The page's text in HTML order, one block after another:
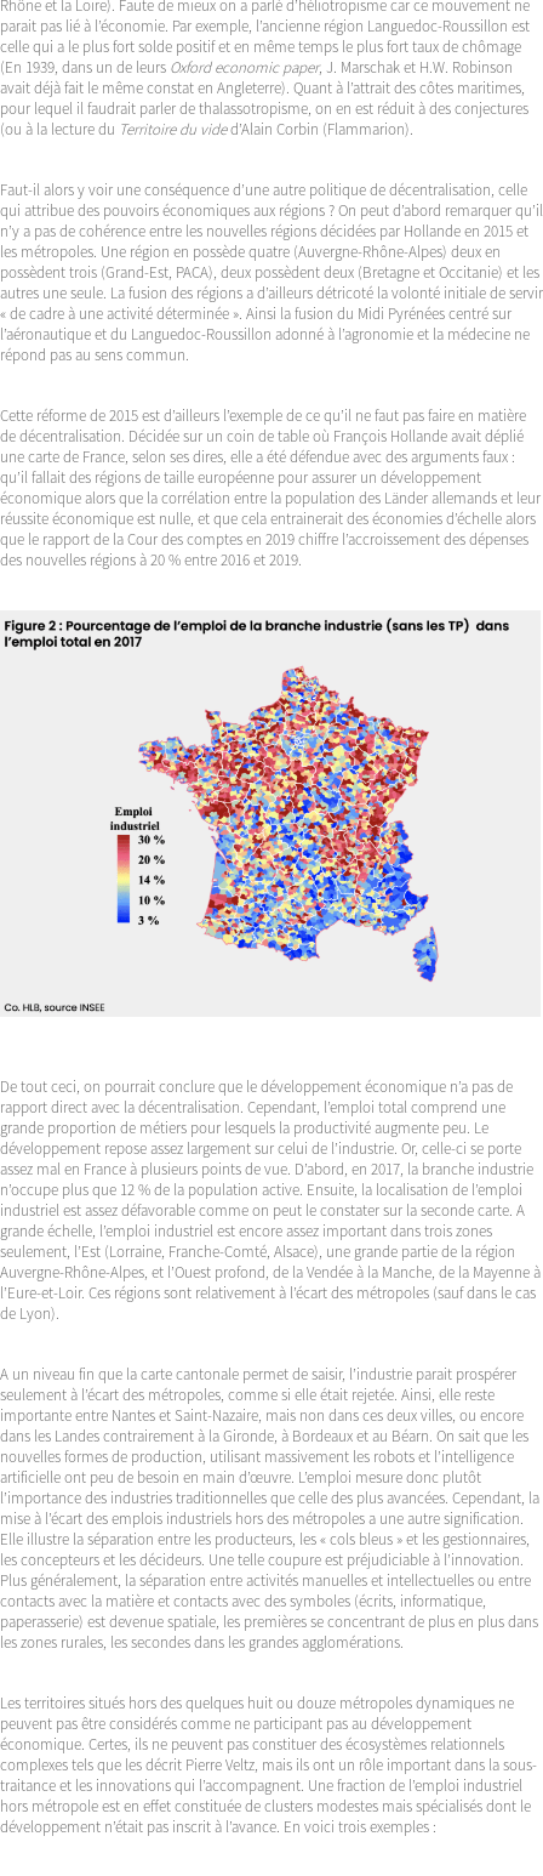
Rhône et la Loire). Faute de mieux on a parlé d’héliotropisme car ce mouvement ne
parait pas lié à l’économie. Par exemple, l’ancienne région Languedoc-Roussillon est
celle qui a le plus fort solde positif et en même temps le plus fort taux de chômage
(En 1939, dans un de leurs Oxford economic paper, J. Marschak et H.W. Robinson
avait déjà fait le même constat en Angleterre). Quant à l’attrait des côtes maritimes,
pour lequel il faudrait parler de thalassotropisme, on en est réduit à des conjectures
(ou à la lecture du Territoire du vided’Alain Corbin (Flammarion).
Faut-il alors y voir une conséquence d’une autre politique de décentralisation, celle
qui attribue des pouvoirs économiques aux régions ? On peut d’abord remarquer qu’il
n’y a pas de cohérence entre les nouvelles régions décidées par Hollande en 2015 et
les métropoles. Une région en possède quatre (Auvergne-Rhône-Alpes) deux en
possèdent trois (Grand-Est, PACA), deux possèdent deux (Bretagne et Occitanie) et les
autres une seule. La fusion des régions a d’ailleurs détricoté la volonté initiale de servir
« de cadre à une activité déterminée ». Ainsi la fusion du Midi Pyrénées centré sur
l’aéronautique et du Languedoc-Roussillon adonné à l’agronomie et la médecine ne
répond pas au sens commun.
Cette réforme de 2015 est d’ailleurs l’exemple de ce qu’il ne faut pas faire en matière
de décentralisation. Décidée sur un coin de table où François Hollande avait déplié
une carte de France, selon ses dires, elle a été défendue avec des arguments faux :
qu’il fallait des régions de taille européenne pour assurer un développement
économique alors que la corrélation entre la population des Länder allemands et leur
réussite économique est nulle, et que cela entrainerait des économies d’échelle alors
que le rapport de la Cour des comptes en 2019 chiffre l’accroissement des dépenses
des nouvelles régions à 20 % entre 2016 et 2019.
De tout ceci, on pourrait conclure que le développement économique n’a pas de
rapport direct avec la décentralisation. Cependant, l’emploi total comprend une
grande proportion de métiers pour lesquels la productivité augmente peu. Le
développement repose assez largement sur celui de l’industrie. Or, celle-ci se porte
assez mal en France à plusieurs points de vue. D’abord, en 2017, la branche industrie
n’occupe plus que 12 % de la population active. Ensuite, la localisation de l’emploi
industriel est assez défavorable comme on peut le constater sur la seconde carte. A
grande échelle, l’emploi industriel est encore assez important dans trois zones
seulement, l’Est (Lorraine, Franche-Comté, Alsace), une grande partie de la région
Auvergne-Rhône-Alpes, et l’Ouest profond, de la Vendée à la Manche, de la Mayenne à
l’Eure-et-Loir. Ces régions sont relativement à l’écart des métropoles (sauf dans le cas
de Lyon).
A un niveau fin que la carte cantonale permet de saisir, l’industrie parait prospérer
seulement à l’écart des métropoles, comme si elle était rejetée. Ainsi, elle reste
importante entre Nantes et Saint-Nazaire, mais non dans ces deux villes, ou encore
dans les Landes contrairement à la Gironde, à Bordeaux et au Béarn. On sait que les
nouvelles formes de production, utilisant massivement les robots et l’intelligence
artificielle ont peu de besoin en main d’œuvre. L’emploi mesure donc plutôt
l’importance des industries traditionnelles que celle des plus avancées. Cependant, la
mise à l’écart des emplois industriels hors des métropoles a une autre signification.
Elle illustre la séparation entre les producteurs, les « cols bleus » et les gestionnaires,
les concepteurs et les décideurs. Une telle coupure est préjudiciable à l’innovation.
Plus généralement, la séparation entre activités manuelles et intellectuelles ou entre
contacts avec la matière et contacts avec des symboles (écrits, informatique,
paperasserie) est devenue spatiale, les premières se concentrant de plus en plus dans
les zones rurales, les secondes dans les grandes agglomérations.
Les territoires situés hors des quelques huit ou douze métropoles dynamiques ne
peuvent pas être considérés comme ne participant pas au développement
économique. Certes, ils ne peuvent pas constituer des écosystèmes relationnels
complexes tels que les décrit Pierre Veltz, mais ils ont un rôle important dans la sous-
traitance et les innovations qui l’accompagnent. Une fraction de l’emploi industriel
hors métropole est en effet constituée de clusters modestes mais spécialisés dont le
développement n’était pas inscrit à l’avance. En voici trois exemples :